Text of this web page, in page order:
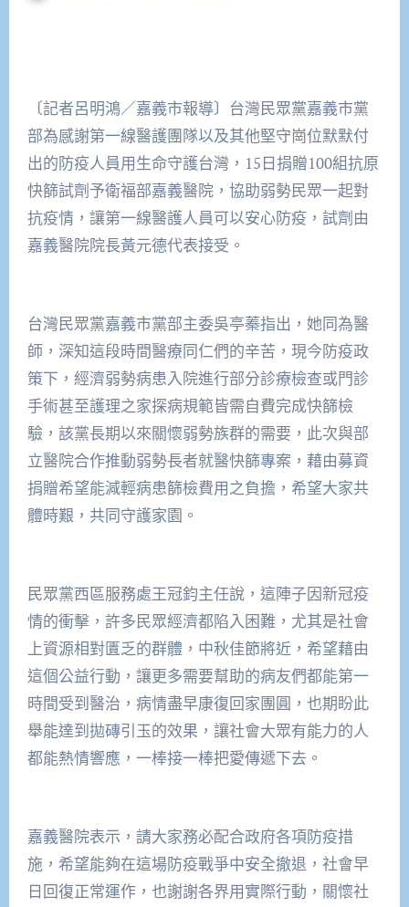
〔記者呂明鴻／嘉義市報導〕台灣民眾黨嘉義市黨
部為感謝第一線醫護團隊以及其他堅守崗位默默付
出的防疫人員用生命守護台灣，15日捐贈100組抗原
快篩試劑予衛福部嘉義醫院，協助弱勢民眾一起對
抗疫情，讓第一線醫護人員可以安心防疫，試劑由
嘉義醫院院長黃元德代表接受。
台灣民眾黨嘉義市黨部主委吳亭蓁指出，她同為醫
師，深知這段時間醫療同仁們的辛苦，現今防疫政
策下，經濟弱勢病患入院進行部分診療檢查或門診
手術甚至護理之家探病規範皆需自費完成快篩檢
驗，該黨長期以來關懷弱勢族群的需要，此次與部
立醫院合作推動弱勢長者就醫快篩專案，藉由募資
捐贈希望能減輕病患篩檢費用之負擔，希望大家共
體時艱，共同守護家園。
民眾黨西區服務處王冠鈞主任說，這陣子因新冠疫
情的衝擊，許多民眾經濟都陷入困難，尤其是社會
上資源相對匱乏的群體，中秋佳節將近，希望藉由
這個公益行動，讓更多需要幫助的病友們都能第一
時間受到醫治，病情盡早康復回家團圓，也期盼此
舉能達到拋磚引玉的效果，讓社會大眾有能力的人
都能熱情響應，一棒接一棒把愛傳遞下去。
嘉義醫院表示，請大家務必配合政府各項防疫措
施，希望能夠在這場防疫戰爭中安全撤退，社會早
日回復正常運作，也謝謝各界用實際行動，關懷社